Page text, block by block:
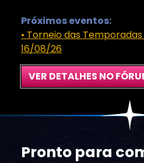
Próximos eventos:
• Torneio das
16/08/26
VER DETALHES NO
Pronto para